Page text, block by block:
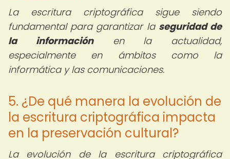
La escritura criptográfica sigue siendo
fundamental para garantizar la seguridad de
la informaciónen la actualidad,
especialmente en ámbitos como la
informática y las comunicaciones.
5. ¿De qué manera la evolución de
la escritura criptográfica impacta
en la preservación cultural?
La evolución de la escritura criptográfica